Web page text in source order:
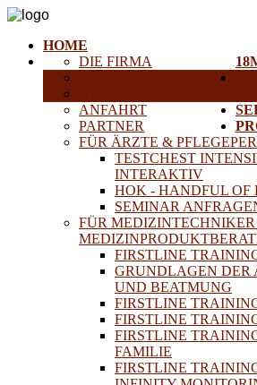
HOME
DIE FIRMA
ANFAHRT
PARTNER
FÜR ÄRZTE &
TESTCHEST
INTERAKTIV
HOK - HANDFUL OF
SEMINAR
FÜR
FIRSTLINE
GRUNDLAGEN DER
UND BEATMUNG
FIRSTLINE
FIRSTLINE
FIRSTLINE
FAMILIE
FIRSTLINE